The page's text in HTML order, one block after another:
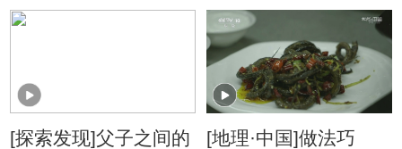
[探索发现]父子之间的
[地理·中国]做法巧